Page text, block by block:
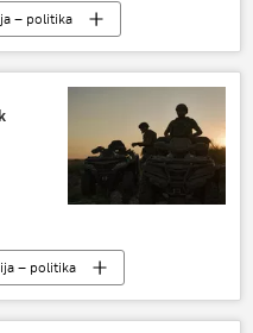
– politika
Sputnjikom
– politika